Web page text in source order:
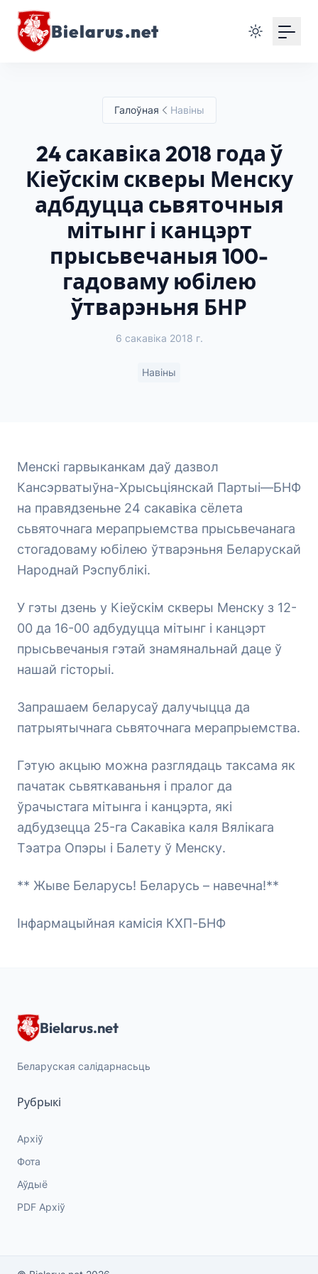
Bielarus.net
Галоўная Навіны
24 сакавіка 2018 года ў
Кіеўскім скверы Менску
адбдуцца сьвяточныя
мітынг і канцэрт
прысьвечаныя 100-
гадоваму юбілею
ўтварэньня БНР
6 сакавіка 2018 г.
Навіны
Менскі гарвыканкам даў дазвол
Кансэрватыўна-Хрысьціянскай Партыі—БНФ
на правядзеньне 24 сакавіка сёлета
сьвяточнага мерапрыемства прысьвечанага
стогадоваму юбілею ўтварэньня Беларускай
Народнай Рэспублікі.
У гэты дзень у Кіеўскім скверы Менску з 12-
00 да 16-00 адбудуцца мітынг і канцэрт
прысьвечаныя гэтай знамянальнай даце ў
нашай гісторыі.
Запрашаем беларусаў далучыцца да
патрыятычнага сьвяточнага мерапрыемства.
Гэтую акцыю можна разглядаць таксама як
пачатак сьвяткаваньня і пралог да
ўрачыстага мітынга і канцэрта, які
адбудзецца 25-га Сакавіка каля Вялікага
Тэатра Опэры і Балету ў Менску.
** Жыве Беларусь! Беларусь – навечна!**
Інфармацыйная камісія КХП-БНФ
Bielarus.net
Беларуская салідарнасьць
Рубрыкі
Архіў
Фота
Аўдыё
PDF Архіў